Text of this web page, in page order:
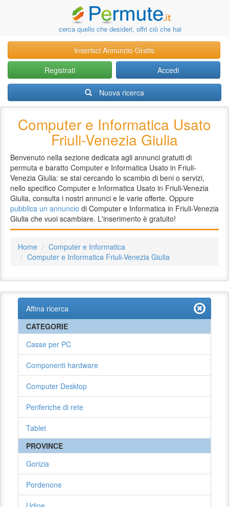
cerca quello che desideri, offri ciò che hai
Inserisci Annuncio Gratis
Registrati
Accedi
Nuova ricerca
Computer e Informatica Usato
Friuli-Venezia Giulia
Benvenuto nella sezione dedicata agli annunci gratuiti di
permuta e baratto Computer e Informatica Usato in Friuli-
Venezia Giulia: se stai cercando lo scambio di beni o servizi,
nello specifico Computer e Informatica Usato in Friuli-Venezia
Giulia, consulta i nostri annunci e le varie offerte. Oppure
pubblica un annuncio di Computer e Informatica in Friuli-Venezia
Giulia che vuoi scambiare. L'inserimento è gratuito!
Home
Computer e Informatica
Computer e Informatica Friuli-Venezia Giulia
Affina ricerca
CATEGORIE
Casse per PC
Componenti hardware
Computer Desktop
Periferiche di rete
Tablet
PROVINCE
Gorizia
Pordenone